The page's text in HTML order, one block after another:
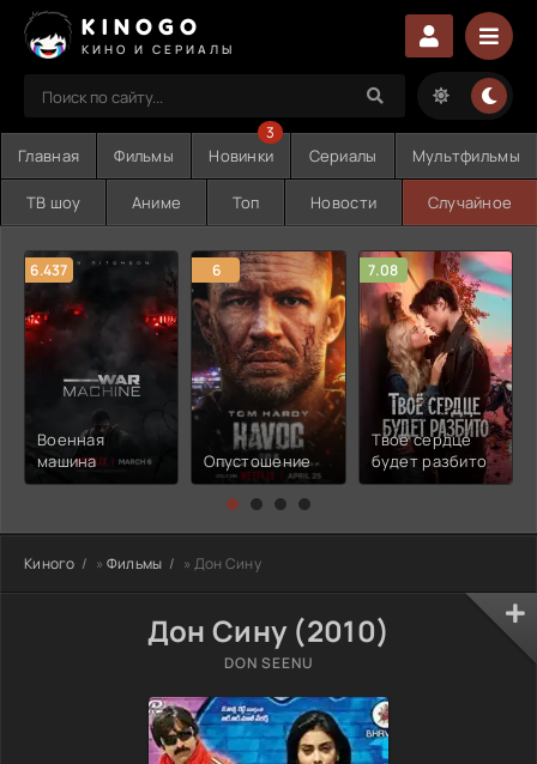
KINOGO
КИНО И СЕРИАЛЫ
Главная Фильмы Новинки
3
Сериалы Мультфильмы
ТВ шоу Аниме Топ Новости Случайное
6.437
Военная
машина
6
Опустошение
7.08
Твоё сердце
будет разбито
Киного » Фильмы » Дон Сину
Дон Сину (2010)
DON SEENU